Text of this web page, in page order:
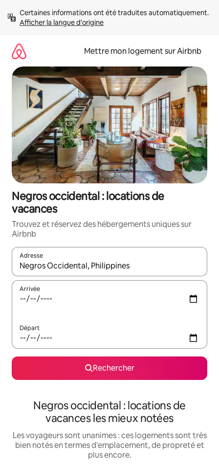
directement
Afficher la langue d'origine
Mettre mon logement sur Airbnb
Negros occidental : locations de
vacances
Trouvez et réservez des hébergements uniques sur
Airbnb
Adresse
Lorsque les résultats s'affichent, utilisez les flèches vers le
Arrivée
Départ
Rechercher
Negros occidental : locations de
vacances les mieux notées
Les voyageurs sont unanimes : ces logements sont très
bien notés en termes d'emplacement, de propreté et
plus encore.